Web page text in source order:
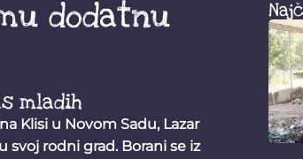
dodatnu
mladih
Klisi u Novom Sadu, Lazar
rodni grad. Borani se iz